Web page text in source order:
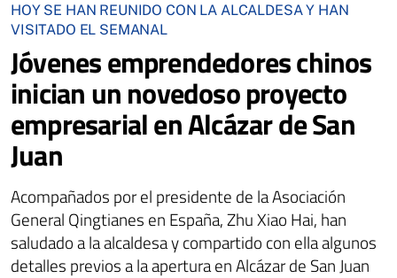
HOY SE HAN REUNIDO CON LA ALCALDESA Y HAN
VISITADO EL SEMANAL
Jóvenes emprendedores chinos
inician un novedoso proyecto
empresarial en Alcázar de San
Juan
Acompañados por el presidente de la Asociación
General Qingtianes en España, Zhu Xiao Hai, han
saludado a la alcaldesa y compartido con ella algunos
detalles previos a la apertura en Alcázar de San Juan